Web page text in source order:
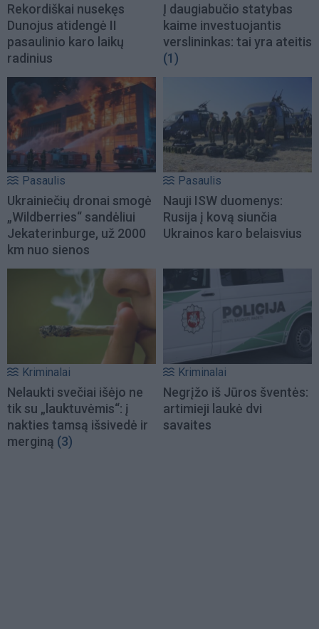
Rekordiškai nusekęs
Dunojus atidengė II
pasaulinio karo laikų
radinius
Į daugiabučio statybas
kaime investuojantis
verslininkas: tai yra ateitis
(1)
Pasaulis
Ukrainiečių dronai smogė
„Wildberries“ sandėliui
Jekaterinburge, už 2000
km nuo sienos
Pasaulis
Nauji ISW duomenys:
Rusija į kovą siunčia
Ukrainos karo belaisvius
Kriminalai
Nelaukti svečiai išėjo ne
tik su „lauktuvėmis“: į
nakties tamsą išsivedė ir
merginą (3)
Kriminalai
Negrįžo iš Jūros šventės:
artimieji laukė dvi
savaites